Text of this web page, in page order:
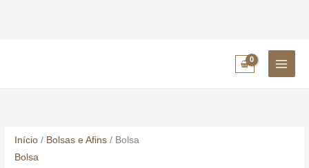
Início / Bolsas e Afins / Bolsa
Bolsa